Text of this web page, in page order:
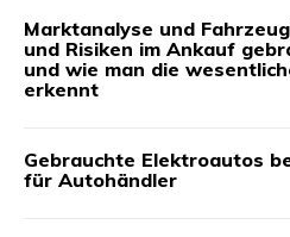
Marktanalyse und
und Risiken im Ankauf
und wie man die
erkennt
Gebrauchte Elektroautos
für Autohändler